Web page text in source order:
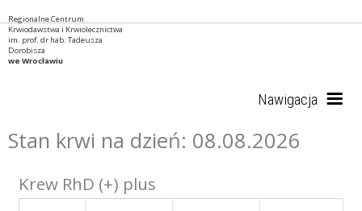
Regionalne Centrum
Krwiodawstwa i Krwiolecznictwa
im. prof. dr hab. Tadeusza
Dorobisza
we Wrocławiu
Nawigacja
Stan krwi na dzień: 08.08.2026
Krew RhD (+) plus